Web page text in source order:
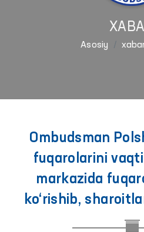
Asosiy
Ombudsman
fuqarolarini
markazida
ko‘rishib,